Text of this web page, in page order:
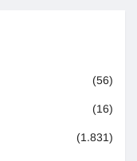
(56)
(16)
(1.831)